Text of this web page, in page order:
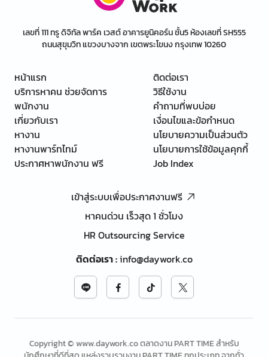
เลขที่ 111 ทรู ดิจิทัล พาร์ค เวสต์ อาคารยูนิคอร์น ชั้น5 ห้องเลขที่ SH555
ถนนสุขุมวิท แขวงบางจาก เขตพระโขนง กรุงเทพ 10260
หน้าแรก
บริการหาคน ช่วยจัดการ
พนักงาน
เกี่ยวกับเรา
หางาน
หางานพาร์ทไทม์
ประกาศหาพนักงาน ฟรี
ติดต่อเรา
วิธีใช้งาน
คำถามที่พบบ่อย
เงื่อนไขและข้อกำหนด
นโยบายความเป็นส่วนตัว
นโยบายการใช้ข้อมูลคุกกี้
Job Index
เข้าสู่ระบบเพื่อประกาศงานฟรี
หาคนด่วน เร็วสุด 1 ชั่วโมง
HR Outsourcing Service
ติดต่อเรา:info@daywork.co
Copyright © www.daywork.co ตลาดงาน PART TIME สำหรับ